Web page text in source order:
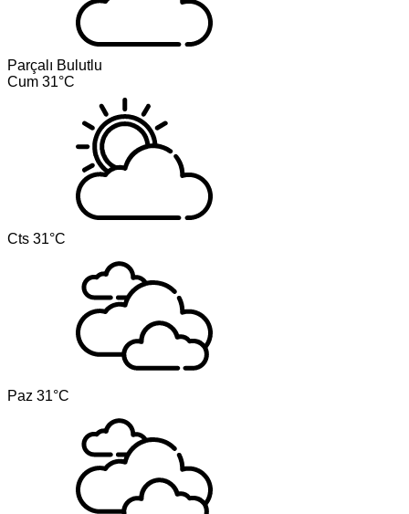
Parçalı Bulutlu
Cum 31°C
Cts 31°C
Paz 31°C